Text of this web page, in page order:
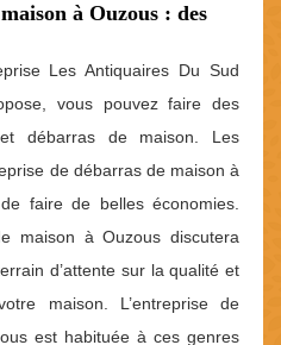
à Ouzous : des
Les Antiquaires Du Sud
vous pouvez faire des
débarras de maison. Les
de débarras de maison à
faire de belles économies.
maison à Ouzous discutera
d’attente sur la qualité et
maison. L’entreprise de
est habituée à ces genres